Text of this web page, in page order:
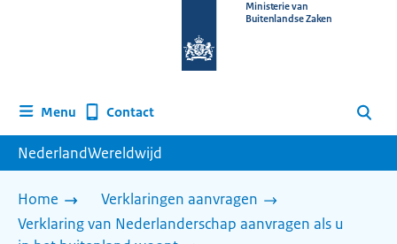
homepage
Ministerie van
Buitenlandse Zaken
Menu Contact Zoeken
NederlandWereldwijd
Home
Verklaringen aanvragen
Verklaring van Nederlanderschap aanvragen als u